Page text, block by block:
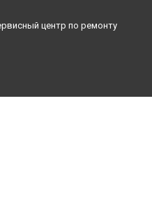
центр по ремонту